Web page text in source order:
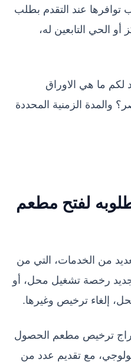
توافرها عند التقدم بطلب
الحي التابعين له،
لكم ما هي الاوراق
والمدة الزمنية المحددة
لفتح مطعم
من الخدمات، التي من
رخصة تشغيل محل، أو
إلغاء ترخيص وغيرها.
ترخيص مطعم الحصول
مع تقديم عدد من